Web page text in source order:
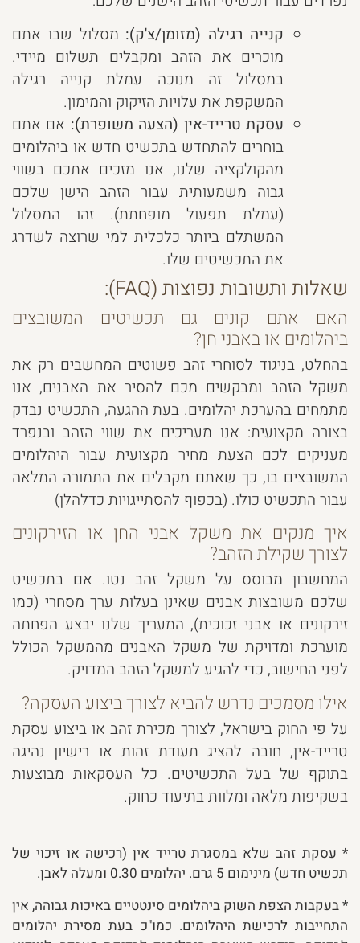
קנייה רגילה (מזומן/צ'ק): מסלול שבו אתם
מוכרים את הזהב ומקבלים תשלום מיידי.
במסלול זה מנוכה עמלת קנייה רגילה
המשקפת את עלויות הזיקוק והמימון.
עסקת טרייד-אין (הצעה משופרת): אם אתם
בוחרים להתחדש בתכשיט חדש או ביהלומים
מהקולקציה שלנו, אנו מזכים אתכם בשווי
גבוה משמעותית עבור הזהב הישן שלכם
(עמלת תפעול מופחתת). זהו המסלול
המשתלם ביותר כלכלית למי שרוצה לשדרג
את התכשיטים שלו.
שאלות ותשובות נפוצות (FAQ):
האם אתם קונים גם תכשיטים המשובצים
ביהלומים או באבני חן?
בהחלט, בניגוד לסוחרי זהב פשוטים המחשבים רק את
משקל הזהב ומבקשים מכם להסיר את האבנים, אנו
מתמחים בהערכת יהלומים. בעת ההגעה, התכשיט נבדק
בצורה מקצועית: אנו מעריכים את שווי הזהב ובנפרד
מעניקים לכם הצעת מחיר מקצועית עבור היהלומים
המשובצים בו, כך שאתם מקבלים את התמורה המלאה
עבור התכשיט כולו. (בכפוף להסתייגויות כדלהלן)
איך מנקים את משקל אבני החן או הזירקונים
לצורך שקילת הזהב?
המחשבון מבוסס על משקל זהב נטו. אם בתכשיט
שלכם משובצות אבנים שאינן בעלות ערך מסחרי (כמו
זירקונים או אבני זכוכית), המעריך שלנו יבצע הפחתה
מוערכת ומדויקת של משקל האבנים מהמשקל הכולל
לפני החישוב, כדי להגיע למשקל הזהב המדויק.
אילו מסמכים נדרש להביא לצורך ביצוע העסקה?
על פי החוק בישראל, לצורך מכירת זהב או ביצוע עסקת
טרייד-אין, חובה להציג תעודת זהות או רישיון נהיגה
בתוקף של בעל התכשיטים. כל העסקאות מבוצעות
בשקיפות מלאה ומלוות בתיעוד כחוק.
* עסקת זהב שלא במסגרת טרייד אין (רכישה או זיכוי של
תכשיט חדש) מינימום 5 גרם. יהלומים 0.30 ומעלה לאבן.
* בעקבות הצפת השוק ביהלומים סינטטיים באיכות גבוהה, אין
התחייבות לרכישת היהלומים. כמו"כ בעת מסירת יהלומים